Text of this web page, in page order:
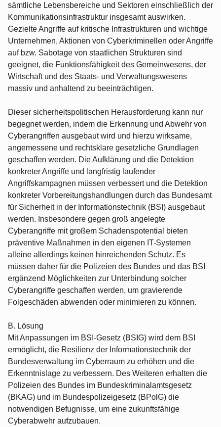
sämtliche Lebensbereiche und Sektoren einschließlich der
Kommunikationsinfrastruktur insgesamt auswirken.
Gezielte Angriffe auf kritische Infrastrukturen und wichtige
Unternehmen, Aktionen von Cyberkriminellen oder Angriffe
auf bzw. Sabotage von staatlichen Strukturen sind
geeignet, die Funktionsfähigkeit des Gemeinwesens, der
Wirtschaft und des Staats- und Verwaltungswesens
massiv und anhaltend zu beeinträchtigen.
Dieser sicherheitspolitischen Herausforderung kann nur
begegnet werden, indem die Erkennung und Abwehr von
Cyberangriffen ausgebaut wird und hierzu wirksame,
angemessene und rechtsklare gesetzliche Grundlagen
geschaffen werden. Die Aufklärung und die Detektion
konkreter Angriffe und langfristig laufender
Angriffskampagnen müssen verbessert und die Detektion
konkreter Vorbereitungshandlungen durch das Bundesamt
für Sicherheit in der Informationstechnik (BSI) ausgebaut
werden. Insbesondere gegen groß angelegte
Cyberangriffe mit großem Schadenspotential bieten
präventive Maßnahmen in den eigenen IT-Systemen
alleine allerdings keinen hinreichenden Schutz. Es
müssen daher für die Polizeien des Bundes und das BSI
ergänzend Möglichkeiten zur Unterbindung solcher
Cyberangriffe geschaffen werden, um gravierende
Folgeschäden abwenden oder minimieren zu können.
B. Lösung
Mit Anpassungen im BSI-Gesetz (BSIG) wird dem BSI
ermöglicht, die Resilienz der Informationstechnik der
Bundesverwaltung im Cyberraum zu erhöhen und die
Erkenntnislage zu verbessern. Des Weiteren erhalten die
Polizeien des Bundes im Bundeskriminalamtsgesetz
(BKAG) und im Bundespolizeigesetz (BPolG) die
notwendigen Befugnisse, um eine zukunftsfähige
Cyberabwehr aufzubauen.